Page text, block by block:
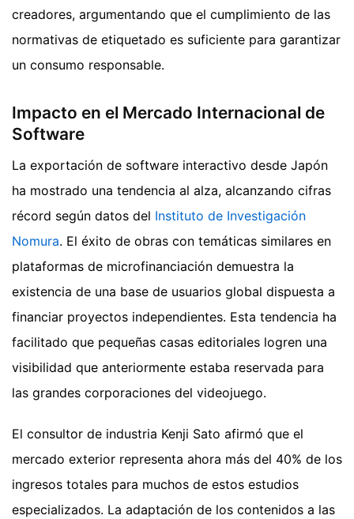
creadores, argumentando que el cumplimiento de las
normativas de etiquetado es suficiente para garantizar
un consumo responsable.
Impacto en el Mercado Internacional de
Software
La exportación de software interactivo desde Japón
ha mostrado una tendencia al alza, alcanzando cifras
récord según datos del Instituto de Investigación
Nomura. El éxito de obras con temáticas similares en
plataformas de microfinanciación demuestra la
existencia de una base de usuarios global dispuesta a
financiar proyectos independientes. Esta tendencia ha
facilitado que pequeñas casas editoriales logren una
visibilidad que anteriormente estaba reservada para
las grandes corporaciones del videojuego.
El consultor de industria Kenji Sato afirmó que el
mercado exterior representa ahora más del 40% de los
ingresos totales para muchos de estos estudios
especializados. La adaptación de los contenidos a las